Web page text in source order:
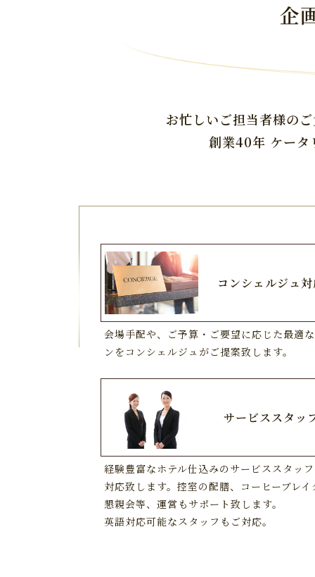
企
お忙しいご担当者様の
創業40年 ケータ
コンシェルジュ
会場手配や、ご予算・ご要望に応じた最適
ンをコンシェルジュがご提案致します。
サービススタッ
経験豊富なホテル仕込みのサービススタッ
対応致します。控室の配膳、コーヒーブレイ
懇親会等、運営もサポート致します。
英語対応可能なスタッフもご対応。